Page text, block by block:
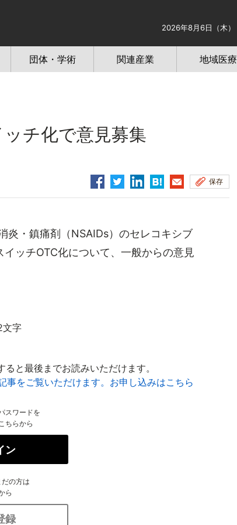
2026年8月6日（木）
団体・学術 関連産業 地域医療
チ化で意見募集
保存
炎・鎮痛剤（NSAIDs）のセレコキシブ
ッチOTC化について、一般からの意見
文字
と最後までお読みいただけます。
をご覧いただけます。お申し込みはこちら
スワードを
ちらから
ン
の方は
ら
録